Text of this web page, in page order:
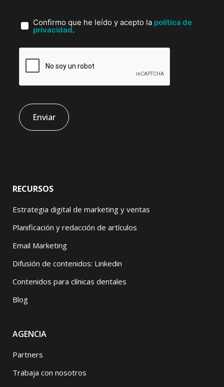
Confirmo que he leído y acepto la política de
privacidad.
RECURSOS
Estrategia digital de marketing y ventas
Planificación y redacción de artículos
Email Marketing
Difusión de contenidos: Linkedin
Contenidos para clínicas dentales
Blog
AGENCIA
Partners
Trabaja con nosotros